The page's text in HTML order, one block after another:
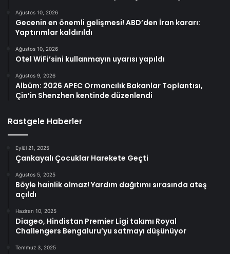
Ağustos 10, 2026
Gecenin en önemli gelişmesi! ABD’den İran kararı:
Yaptırımlar kaldırıldı
Ağustos 10, 2026
Otel WiFi’sini kullanmayın uyarısı yapıldı
Ağustos 9, 2026
Albüm: 2026 APEC Ormancılık Bakanlar Toplantısı,
Çin’in Shenzhen kentinde düzenlendi
Rastgele Haberler
Eylül 21, 2025
Çankayalı Çocuklar Harekete Geçti
Ağustos 5, 2025
Böyle hainlik olmaz! Yardım dağıtımı sırasında ateş
açıldı
Haziran 10, 2025
Diageo, Hindistan Premier Ligi takımı Royal
Challengers Bengaluru’yu satmayı düşünüyor
Temmuz 3, 2025